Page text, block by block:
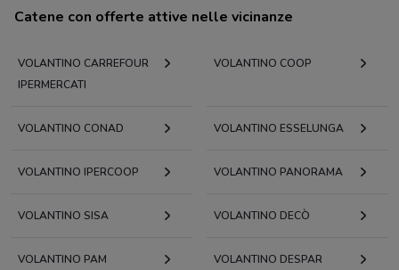
Catene con offerte attive nelle vicinanze
VOLANTINO CARREFOUR
IPERMERCATI
VOLANTINO COOP
VOLANTINO CONAD VOLANTINO ESSELUNGA
VOLANTINO IPERCOOP VOLANTINO PANORAMA
VOLANTINO SISA VOLANTINO DECÒ
VOLANTINO PAM VOLANTINO DESPAR